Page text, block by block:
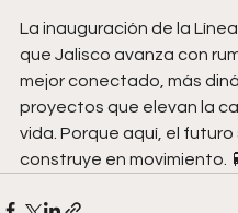
La inauguración de la
que Jalisco avanza con
mejor conectado, más
proyectos que elevan la
vida. Porque aquí, el futuro
construye en movimiento.